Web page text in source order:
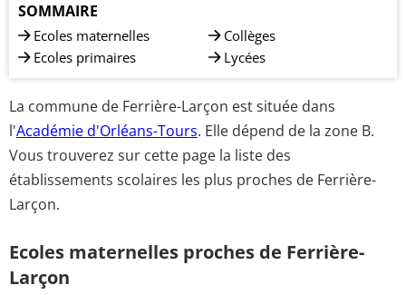
SOMMAIRE
Ecoles maternelles
Ecoles primaires
Collèges
Lycées
La commune de Ferrière-Larçon est située dans
l'Académie d'Orléans-Tours. Elle dépend de la zone B.
Vous trouverez sur cette page la liste des
établissements scolaires les plus proches de Ferrière-
Larçon.
Ecoles maternelles proches de Ferrière-
Larçon